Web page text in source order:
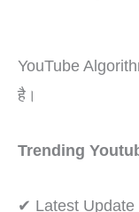
YouTube
है।
Trending
✔ Latest Update